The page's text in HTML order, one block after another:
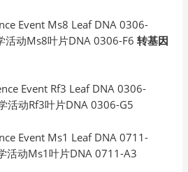
Event Ms8 Leaf DNA 0306-
动Ms8叶片DNA 0306-F6转基因
Event Rf3 Leaf DNA 0306-
动Rf3叶片DNA 0306-G5
Event Ms1 Leaf DNA 0711-
动Ms1叶片DNA 0711-A3